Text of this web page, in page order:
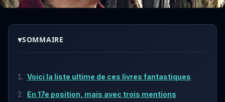
▾SOMMAIRE
Voici la liste ultime de ces livres fantastiques
En 17e position, mais avec trois mentions